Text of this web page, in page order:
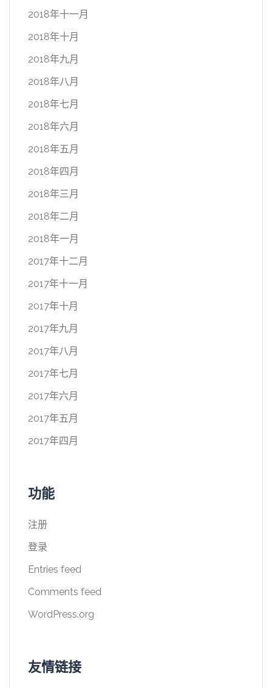
2018年十一月
2018年十月
2018年九月
2018年八月
2018年七月
2018年六月
2018年五月
2018年四月
2018年三月
2018年二月
2018年一月
2017年十二月
2017年十一月
2017年十月
2017年九月
2017年八月
2017年七月
2017年六月
2017年五月
2017年四月
功能
注册
登录
Entries feed
Comments feed
WordPress.org
友情链接